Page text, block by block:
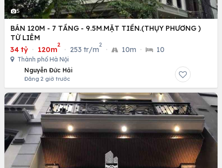
5
BÁN 120M - 7 TẦNG - 9.5M.MẶT TIỀN.(THỤY PHƯƠNG )
TỪ LIÊM
34 tỷ · 120m
2
· 253 tr/m
2
· 10m · 10
Thành phố Hà Nội
Nguyễn Đức Hải
Đăng 2 giờ trước